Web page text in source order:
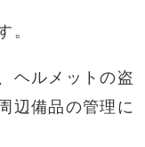
ヘルメットの盗
辺備品の管理に